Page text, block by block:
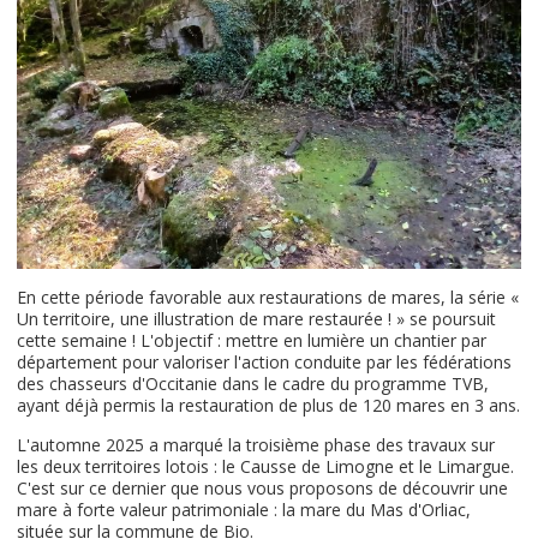
En cette période favorable aux restaurations de mares, la série «
Un territoire, une illustration de mare restaurée ! » se poursuit
cette semaine ! L'objectif : mettre en lumière un chantier par
département pour valoriser l'action conduite par les fédérations
des chasseurs d'Occitanie dans le cadre du programme TVB,
ayant déjà permis la restauration de plus de 120 mares en 3 ans.
L'automne 2025 a marqué la troisième phase des travaux sur
les deux territoires lotois : le Causse de Limogne et le Limargue.
C'est sur ce dernier que nous vous proposons de découvrir une
mare à forte valeur patrimoniale : la mare du Mas d'Orliac,
située sur la commune de Bio.